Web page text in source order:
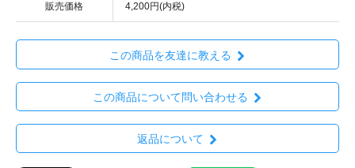
販売価格 4,200円(内税)
この商品を友達に教える
この商品について問い合わせる
返品について